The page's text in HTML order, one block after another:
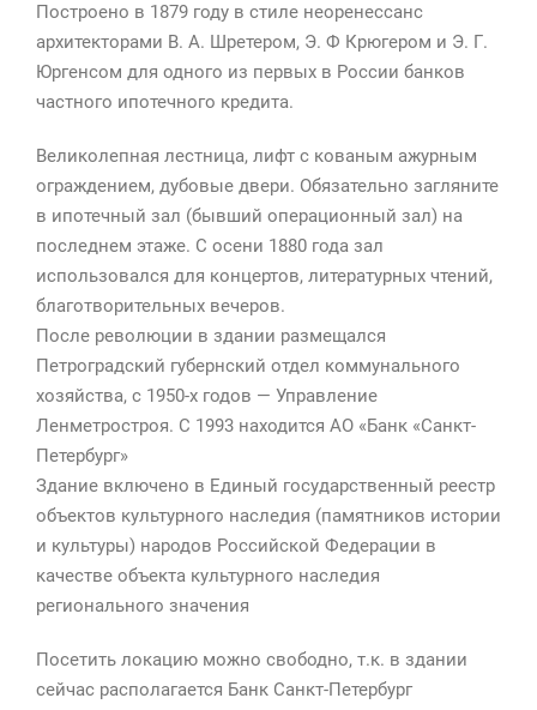
кредитного
Построено в 1879 году в стиле неоренессанс
архитекторами В. А. Шретером, Э. Ф Крюгером и Э. Г.
Юргенсом для одного из первых в России банков
частного ипотечного кредита.
Великолепная лестница, лифт с кованым ажурным
ограждением, дубовые двери. Обязательно загляните
в ипотечный зал (бывший операционный зал) на
последнем этаже. С осени 1880 года зал
использовался для концертов, литературных чтений,
благотворительных вечеров.
После революции в здании размещался
Петроградский губернский отдел коммунального
хозяйства, с 1950-х годов — Управление
Ленметростроя. С 1993 находится АО «Банк «Санкт-
Петербург»
Здание включено в Единый государственный реестр
объектов культурного наследия (памятников истории
и культуры) народов Российской Федерации в
качестве объекта культурного наследия
регионального значения
Посетить локацию можно свободно, т.к. в здании
сейчас располагается Банк Санкт-Петербург